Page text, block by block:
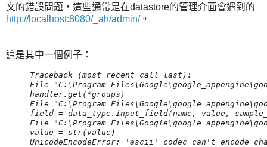
文的錯誤問題，這些通常是在datastore的管理介面會遇到的
http://localhost:8080/_ah/admin/。
這是其中一個例子：
Traceback (most recent call last):
File "C:\Program
handler.get(*groups)
File "C:\Program
field = data_type.input_field(name, value,
File "C:\Program
value = str(value)
UnicodeEncodeError: 'ascii' codec can't encode